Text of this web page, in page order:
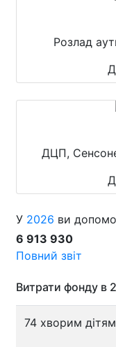
Розлад
ДЦП,
У 2026 ви
6 913 930
Повний звіт
Витрати фонду в
74 хворим дітям